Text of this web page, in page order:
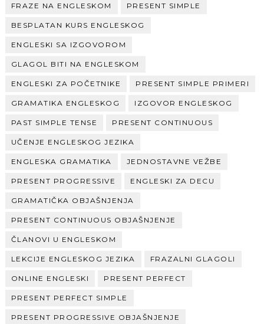
FRAZE NA ENGLESKOM PRESENT SIMPLE
BESPLATAN KURS ENGLESKOG
ENGLESKI SA IZGOVOROM
GLAGOL BITI NA ENGLESKOM
ENGLESKI ZA POČETNIKE PRESENT SIMPLE PRIMERI
GRAMATIKA ENGLESKOG IZGOVOR ENGLESKOG
PAST SIMPLE TENSE PRESENT CONTINUOUS
UČENJE ENGLESKOG JEZIKA
ENGLESKA GRAMATIKA JEDNOSTAVNE VEŽBE
PRESENT PROGRESSIVE ENGLESKI ZA DECU
GRAMATIČKA OBJAŠNJENJA
PRESENT CONTINUOUS OBJAŠNJENJE
ČLANOVI U ENGLESKOM
LEKCIJE ENGLESKOG JEZIKA FRAZALNI GLAGOLI
ONLINE ENGLESKI PRESENT PERFECT
PRESENT PERFECT SIMPLE
PRESENT PROGRESSIVE OBJAŠNJENJE